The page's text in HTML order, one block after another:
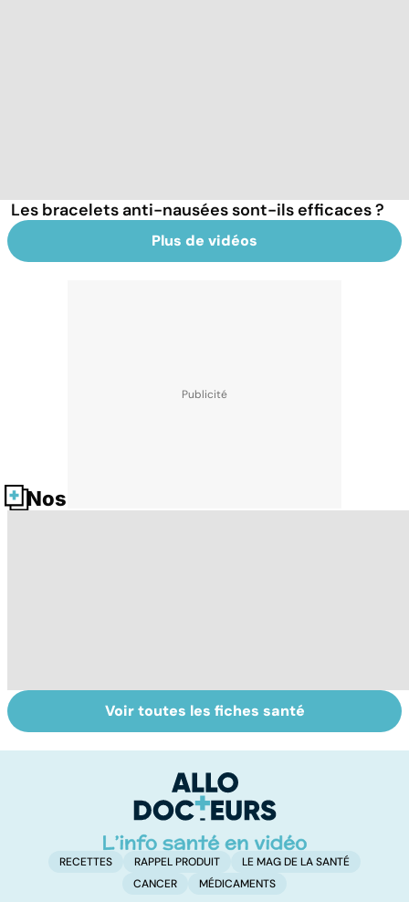
Les bracelets anti-nausées sont-ils efficaces ?
Plus de vidéos
Nos fiches santé
Tout savoir sur le
cerveau
Staphylocoque
doré : une
surveillance
Voir toutes les fiches santé
RECETTES RAPPEL PRODUIT
LE MAG DE LA SANTÉ
CANCER
MÉDICAMENTS